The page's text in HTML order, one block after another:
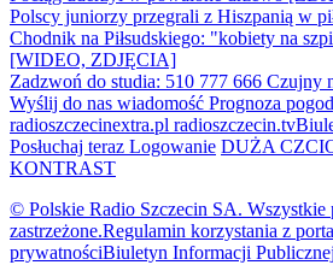
Polscy juniorzy przegrali z Hiszpanią w
Chodnik na Piłsudskiego: "kobiety na
[WIDEO, ZDJĘCIA]
Zadzwoń do studia: 510 777 666 Czujny
Wyślij do nas wiadomość Prognoza
radioszczecinextra.pl radioszczecin.tv
Posłuchaj teraz Logowanie DUŻA
KONTRAST
© Polskie Radio Szczecin SA. Wszystkie
zastrzeżone.Regulamin korzystania z
prywatnościBiuletyn Informacji Publicznej